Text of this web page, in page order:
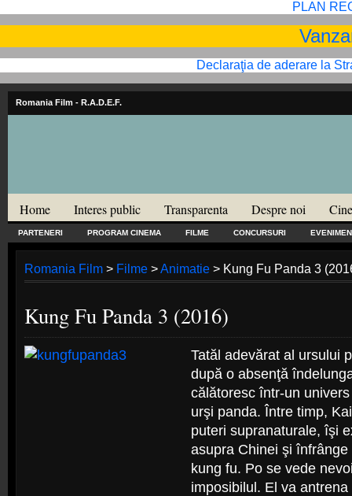
PLAN
Declaraţia de aderare la
Romania Film - R.A.D.E.F.
Home Interes public Transparenta Despre noi
PARTENERI PROGRAM CINEMA FILME CONCURSURI
Romania Film> Filme>Animatie> Kung Fu Panda 3
Kung Fu Panda 3 (2016)
Tatăl adevărat al ursului
după o absenţă
călătoresc într-un
urşi panda. Între timp,
puteri supranaturale, îşi
asupra Chinei şi
kung fu. Po se vede
imposibilul. El va